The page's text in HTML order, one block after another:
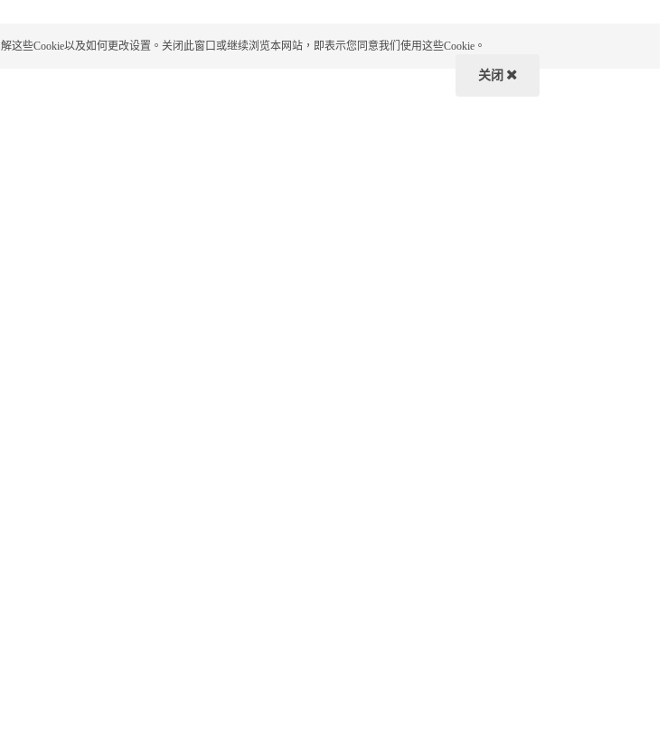
这些Cookie以及如何更改设置。关闭此窗口或继续浏览本网站，即表示您同意我们使用这些Cookie。
关闭